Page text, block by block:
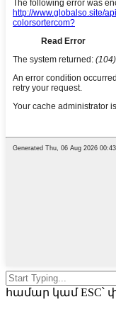
համար կամ ESC՝